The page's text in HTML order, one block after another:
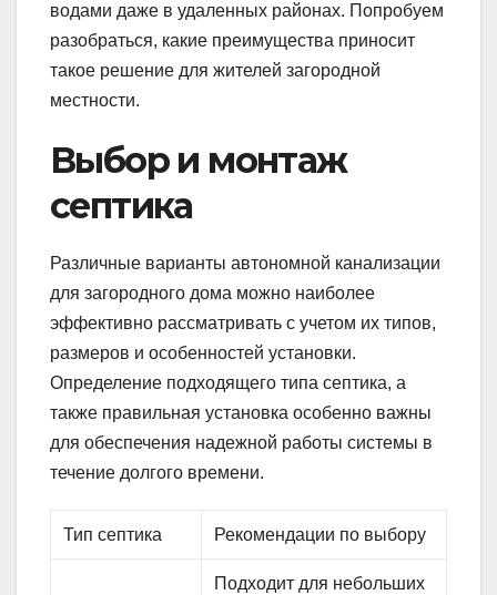
водами даже в удаленных районах. Попробуем
разобраться, какие преимущества приносит
такое решение для жителей загородной
местности.
Выбор и монтаж
септика
Различные варианты автономной канализации
для загородного дома можно наиболее
эффективно рассматривать с учетом их типов,
размеров и особенностей установки.
Определение подходящего типа септика, а
также правильная установка особенно важны
для обеспечения надежной работы системы в
течение долгого времени.
Тип септика Рекомендации по выбору
Подходит для небольших